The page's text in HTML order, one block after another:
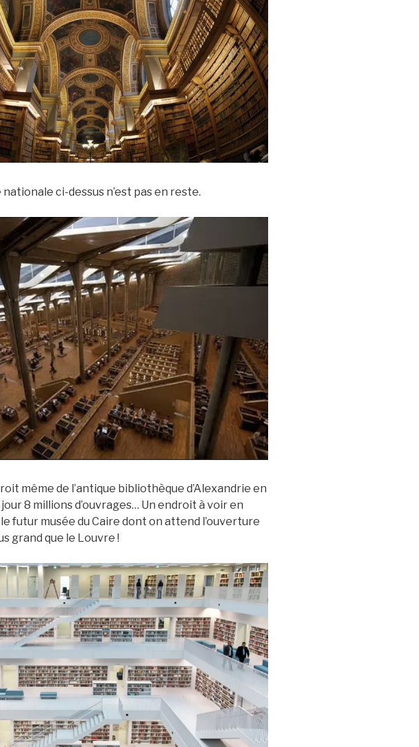
ci-dessus n’est pas en reste.
même de l’antique bibliothèque d’Alexandrie en
8 millions d’ouvrages… Un endroit à voir en
futur musée du Caire dont on attend l’ouverture
grand que le Louvre !